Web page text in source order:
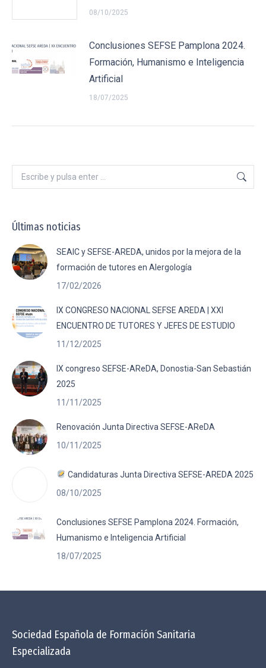
08/10/2025
Conclusiones SEFSE Pamplona 2024.
Formación, Humanismo e Inteligencia
Artificial
18/07/2025
Buscar:
Últimas noticias
SEAIC y SEFSE-AREDA, unidos por la mejora de la
formación de tutores en Alergología
17/02/2026
IX CONGRESO NACIONAL SEFSE AREDA | XXI
ENCUENTRO DE TUTORES Y JEFES DE ESTUDIO
11/12/2025
IX congreso SEFSE-AReDA, Donostia-San Sebastián
2025
11/11/2025
Renovación Junta Directiva SEFSE-AReDA
10/11/2025
Candidaturas Junta Directiva SEFSE-AREDA 2025
08/10/2025
Conclusiones SEFSE Pamplona 2024. Formación,
Humanismo e Inteligencia Artificial
18/07/2025
Sociedad Española de Formación Sanitaria
Especializada